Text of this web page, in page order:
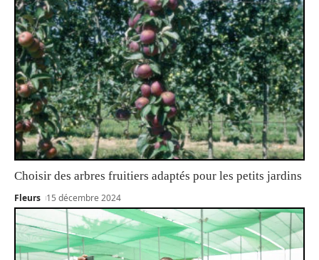
Choisir des arbres fruitiers adaptés pour les petits jardins
Fleurs 15 décembre 2024